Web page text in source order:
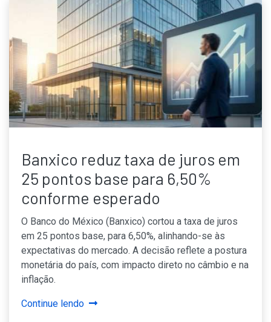
Banxico reduz taxa de juros em
25 pontos base para 6,50%
conforme esperado
O Banco do México (Banxico) cortou a taxa de juros
em 25 pontos base, para 6,50%, alinhando-se às
expectativas do mercado. A decisão reflete a postura
monetária do país, com impacto direto no câmbio e na
inflação.
Continue lendo